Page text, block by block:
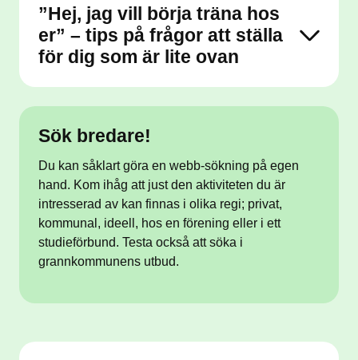
”Hej, jag vill börja träna hos
er” – tips på frågor att ställa
för dig som är lite ovan
Sök bredare!
Du kan såklart göra en webb-sökning på egen
hand. Kom ihåg att just den aktiviteten du är
intresserad av kan finnas i olika regi; privat,
kommunal, ideell, hos en förening eller i ett
studieförbund. Testa också att söka i
grannkommunens utbud.